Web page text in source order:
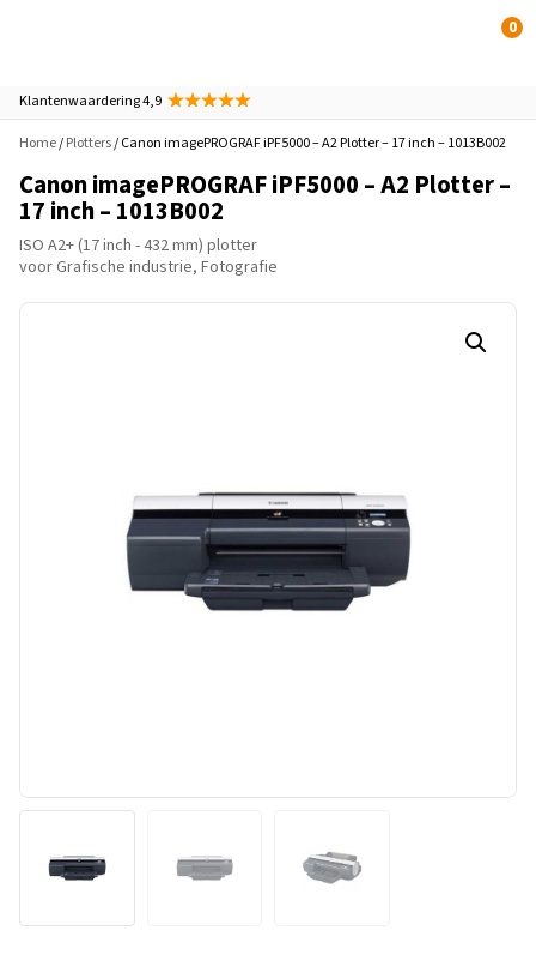
0
Klantenwaardering 4,9
Home/Plotters/ Canon imagePROGRAF iPF5000 – A2 Plotter – 17 inch – 1013B002
Canon imagePROGRAF iPF5000 – A2 Plotter –
17 inch – 1013B002
ISO A2+ (17 inch - 432 mm) plotter
voor Grafische industrie, Fotografie